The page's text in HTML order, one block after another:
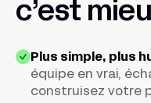
c’est
Plus simple, plus
équipe en vrai,
construisez votre